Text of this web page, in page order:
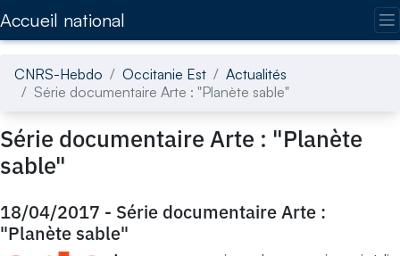
Accueil national
CNRS-Hebdo Occitanie Est
Actualités
Série documentaire Arte : "Planète sable"
Série documentaire Arte : "Planète
sable"
18/04/2017 - Série documentaire Arte :
"Planète sable"